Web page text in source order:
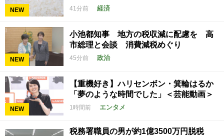
NEW 41分前 経済
NEW
小池都知事 地方の税収減に配慮を 高
市総理と会談 消費減税めぐり
45分前 政治
NEW
【重機好き】ハリセンボン・箕輪はるか
「夢のような時間でした」＜芸能動画＞
1時間前 エンタメ
税務署職員の男が約1億3500万円脱税